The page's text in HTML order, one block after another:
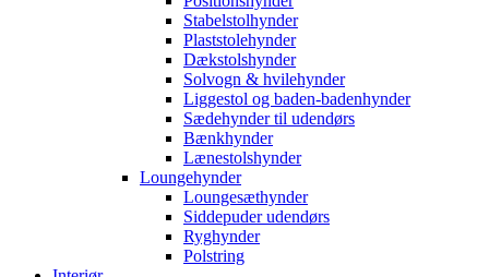
Stabelstolhynder
Plaststolehynder
Dækstolshynder
Solvogn & hvilehynder
Liggestol og baden-badenhynder
Sædehynder til udendørs
Bænkhynder
Lænestolshynder
Loungehynder
Loungesæthynder
Siddepuder udendørs
Ryghynder
Polstring